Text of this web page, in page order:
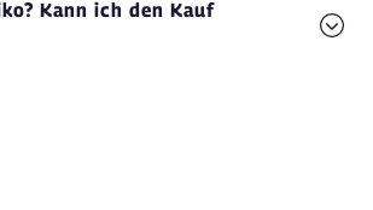
Kann ich den Kauf